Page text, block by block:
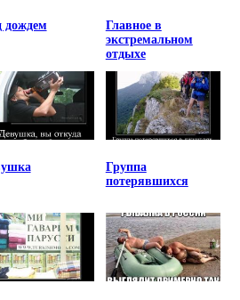
дождем
Главное в
экстремальном
отдыхе
Группа
потерявшихся